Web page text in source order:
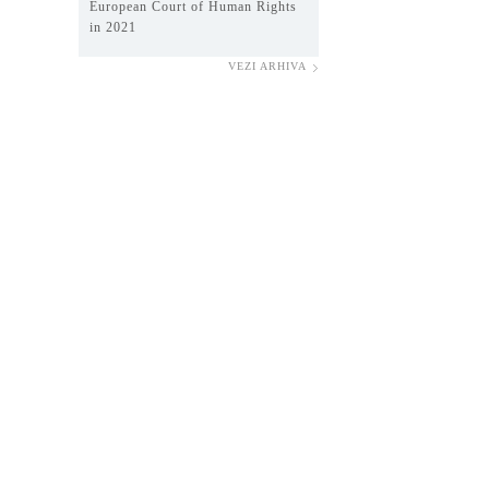
European Court of Human Rights
in 2021
VEZI ARHIVA